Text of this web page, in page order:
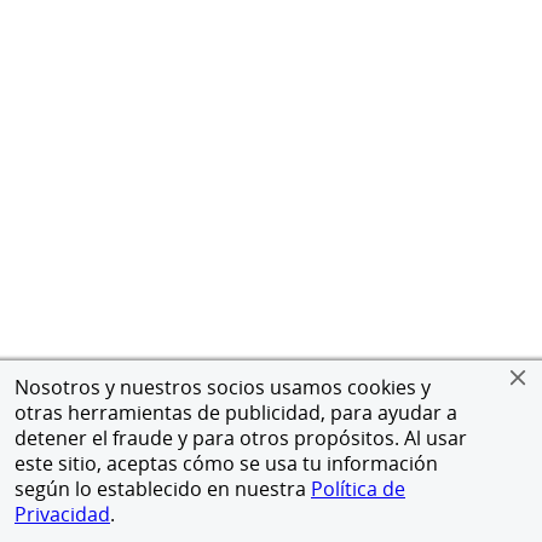
Nosotros y nuestros socios usamos cookies y
otras herramientas de publicidad, para ayudar a
detener el fraude y para otros propósitos. Al usar
este sitio, aceptas cómo se usa tu información
según lo establecido en nuestra Política de
Privacidad.